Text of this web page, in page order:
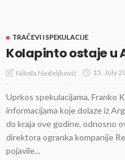
TRAČEVI I SPEKULACIJE
Kolapinto ostaje u
Nikola Nedeljković 15, July
Uprkos spekulacijama, Franko
informacijama koje dolaze iz
do kraja ove godine, odnosno
direktora ogranka kompanije
pojavile...